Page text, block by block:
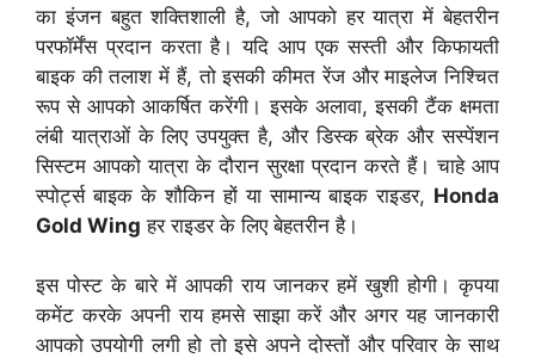
का इंजन बहुत शक्तिशाली है, जो आपको हर यात्रा में बेहतरीन
परफॉर्मेंस प्रदान करता है। यदि आप एक सस्ती और किफायती
बाइक की तलाश में हैं, तो इसकी कीमत रेंज और माइलेज निश्चित
रूप से आपको आकर्षित करेंगी। इसके अलावा, इसकी टैंक क्षमता
लंबी यात्राओं के लिए उपयुक्त है, और डिस्क ब्रेक और सस्पेंशन
सिस्टम आपको यात्रा के दौरान सुरक्षा प्रदान करते हैं। चाहे आप
स्पोर्ट्स बाइक के शौकिन हों या सामान्य बाइक राइडर, Honda
Gold Wing हर राइडर के लिए बेहतरीन है।
इस पोस्ट के बारे में आपकी राय जानकर हमें खुशी होगी। कृपया
कमेंट करके अपनी राय हमसे साझा करें और अगर यह जानकारी
आपको उपयोगी लगी हो तो इसे अपने दोस्तों और परिवार के साथ